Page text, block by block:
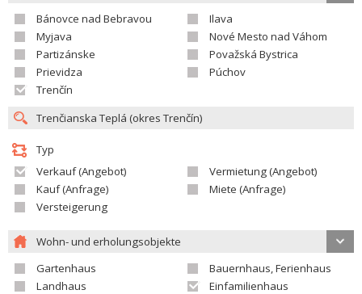
Bánovce nad Bebravou
Ilava
Myjava
Nové Mesto nad Váhom
Partizánske
Považská Bystrica
Prievidza
Púchov
Trenčín
Typ
Verkauf (Angebot)
Vermietung (Angebot)
Kauf (Anfrage)
Miete (Anfrage)
Versteigerung
Wohn- und erholungsobjekte
Gartenhaus
Bauernhaus, Ferienhaus
Landhaus
Einfamilienhaus